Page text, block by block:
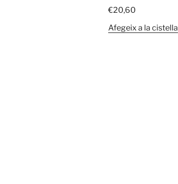
€20,60
Afegeix a la cistella